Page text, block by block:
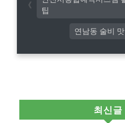
연남동 술비
팁
최신글